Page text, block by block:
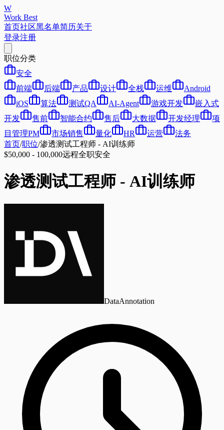
W
Work Best
首页社区黑名单简历关于
登录注册
职位分类
安全
前端
后端 产品 设计 全栈 运维
Android
iOS
算法 测试QA AI-Agent 游戏开发
嵌入式
开发
售前 智能合约 售后 大数据 开发经理
项
目管理PM
市场销售 量化 HR 运营
法务
首页/职位/渗透测试工程师 - AI训练师
$50,000 - 100,000远程全职安全
渗透测试工程师 - AI训练师
DataAnnotation